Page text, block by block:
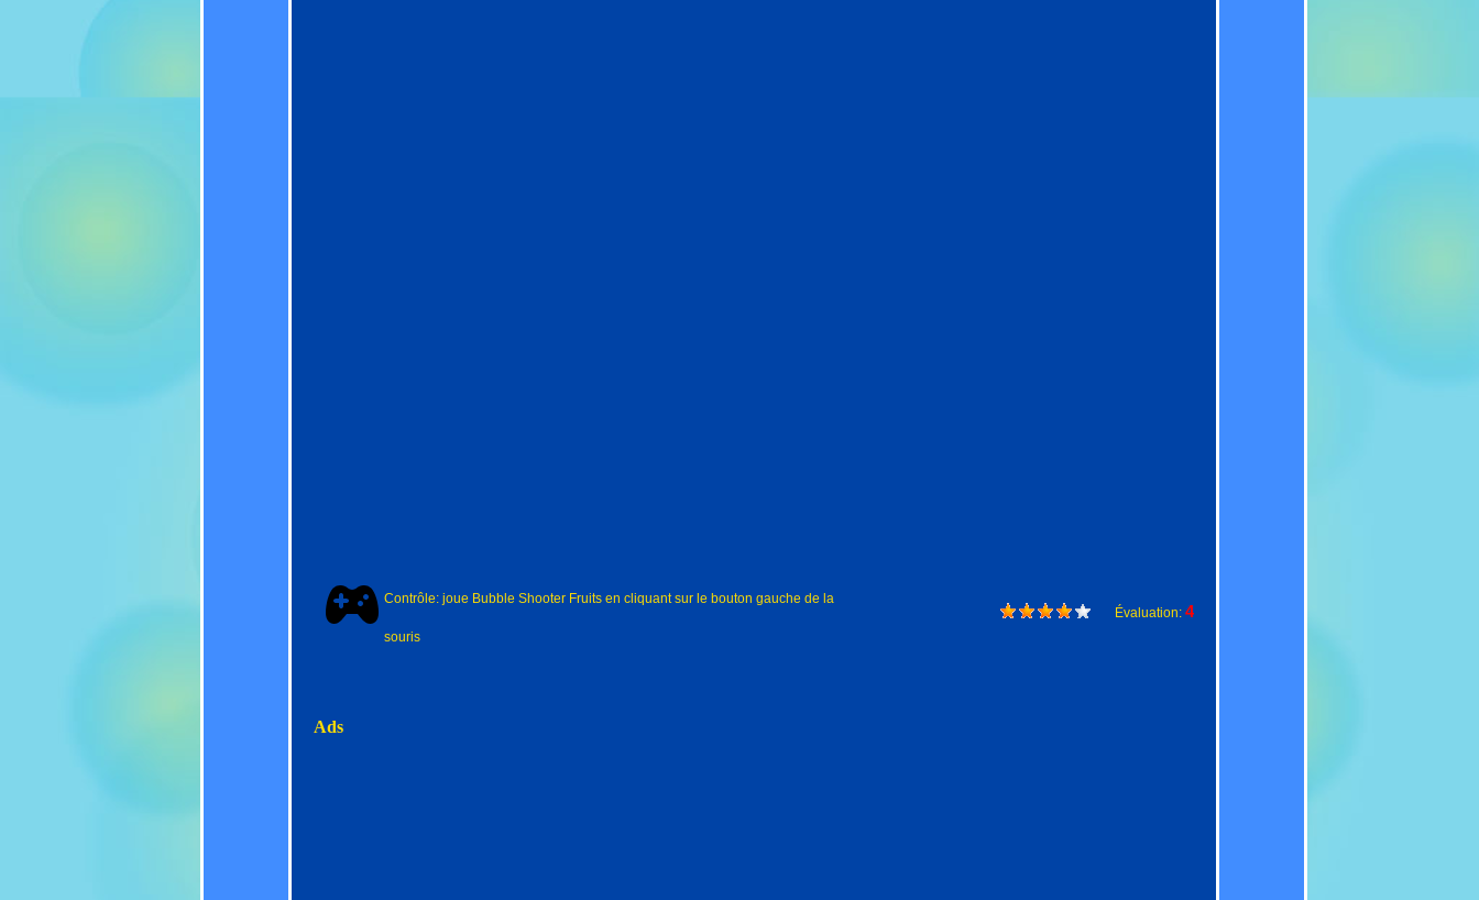
Contrôle: joue Bubble Shooter Fruits en cliquant sur le bouton gauche de la
souris
Évaluation: 4
Ads